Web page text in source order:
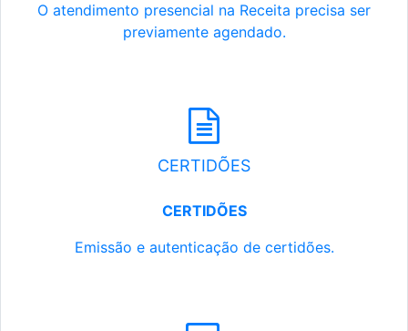
O atendimento presencial na Receita precisa ser
previamente agendado.
CERTIDÕES
CERTIDÕES
Emissão e autenticação de certidões.